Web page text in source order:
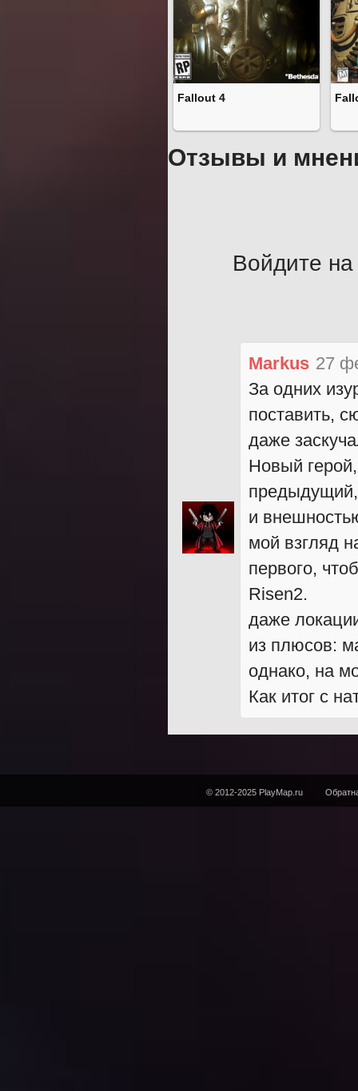
Fallout 4
Отзывы и
Войдите на
Markus 27
За одних
поставить,
даже
Новый
предыдущий,
и
мой взгляд
первого,
Risen2.
даже
из плюсов:
однако, на
Как итог с
© 2012-2025 PlayMap.ru